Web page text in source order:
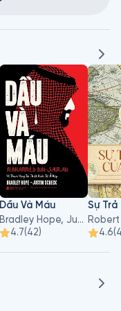
Dầu Và Máu
Bradley Hope, Justin Scheck
4.7(42)
Robert
4.6(